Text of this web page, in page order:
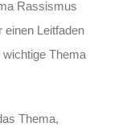
Rassismus
einen Leitfaden
Thema
Thema,